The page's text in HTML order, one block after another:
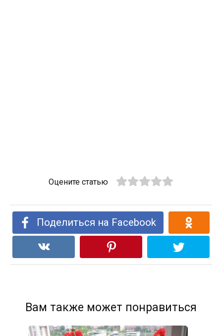
Оцените статью
Поделиться на Facebook
Вам также может понравиться